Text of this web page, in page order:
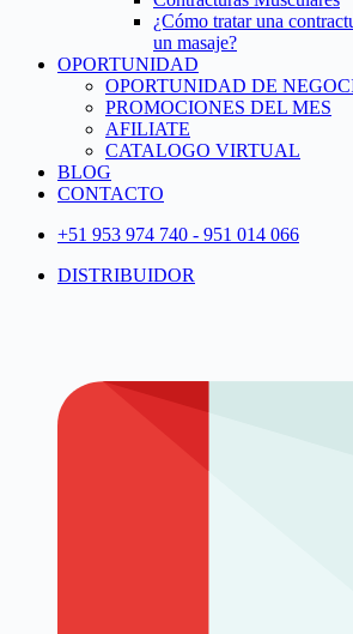
¿Cómo tratar una
un masaje?
OPORTUNIDAD
OPORTUNIDAD DE
PROMOCIONES DEL MES
AFILIATE
CATALOGO VIRTUAL
BLOG
CONTACTO
+51 953 974 740 - 951 014 066
DISTRIBUIDOR